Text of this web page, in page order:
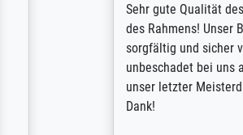
Sehr gute Qualität des
des Rahmens! Unser Bild wurde
sorgfältig und sicher verpackt,
unbeschadet bei uns ankam. Es
unser letzter Meisterdruck sein.